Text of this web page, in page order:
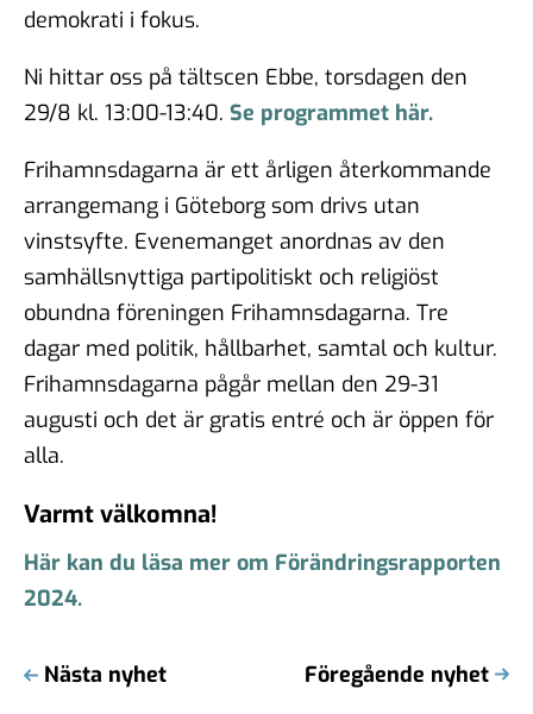
demokrati i fokus.
Ni hittar oss på tältscen Ebbe, torsdagen den
29/8 kl. 13:00-13:40. Se programmet här.
Frihamnsdagarna är ett årligen återkommande
arrangemang i Göteborg som drivs utan
vinstsyfte. Evenemanget anordnas av den
samhällsnyttiga partipolitiskt och religiöst
obundna föreningen Frihamnsdagarna. Tre
dagar med politik, hållbarhet, samtal och kultur.
Frihamnsdagarna pågår mellan den 29-31
augusti och det är gratis entré och är öppen för
alla.
Varmt välkomna!
Här kan du läsa mer om Förändringsrapporten
2024.
Nästa nyhet Föregående nyhet